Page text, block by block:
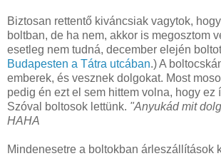
Biztosan rettentő kiváncsiak vagytok,
boltban, de ha nem, akkor is megosztom
esetleg nem tudná, december elején
Budapesten a Tátra utcában.) A
emberek, és vesznek dolgokat. Most
pedig én ezt el sem hittem volna, hogy ez
Szóval boltosok lettünk. "Anyukád mit
HAHA
Mindenesetre a boltokban árleszállítások